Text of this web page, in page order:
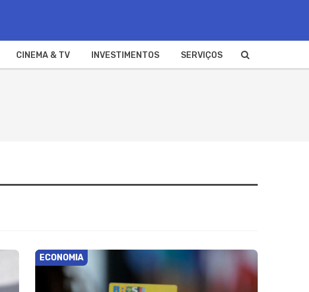
CINEMA & TV INVESTIMENTOS SERVIÇOS
ECONOMIA